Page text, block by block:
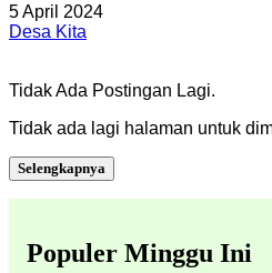
5 April 2024
Desa Kita
Tidak Ada Postingan Lagi.
Tidak ada lagi halaman untuk
Selengkapnya
Populer Minggu Ini